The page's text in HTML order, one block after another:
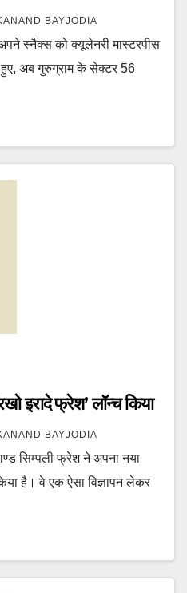
BAYJODIA
स्नैक्स को क्यूलेनरी मास्टरपीस
अब गुरुग्राम के सेक्टर 56
इरादे फ्रेश’ लॉन्‍च किया
BAYJODIA
सिम्‍पली फ्रेश ने अपना नया
है। वे एक ऐसा विज्ञापन लेकर